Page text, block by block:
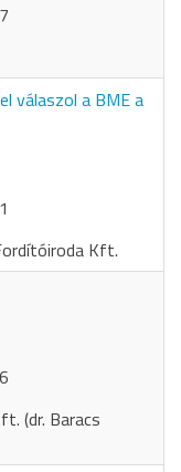
válaszol a BME a
Kft.
(dr. Baracs